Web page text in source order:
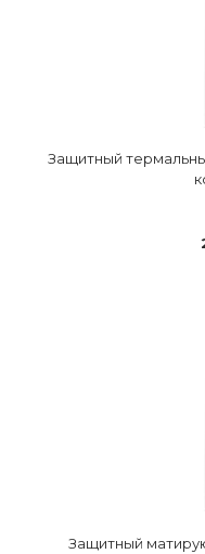
Защитный
Защитный